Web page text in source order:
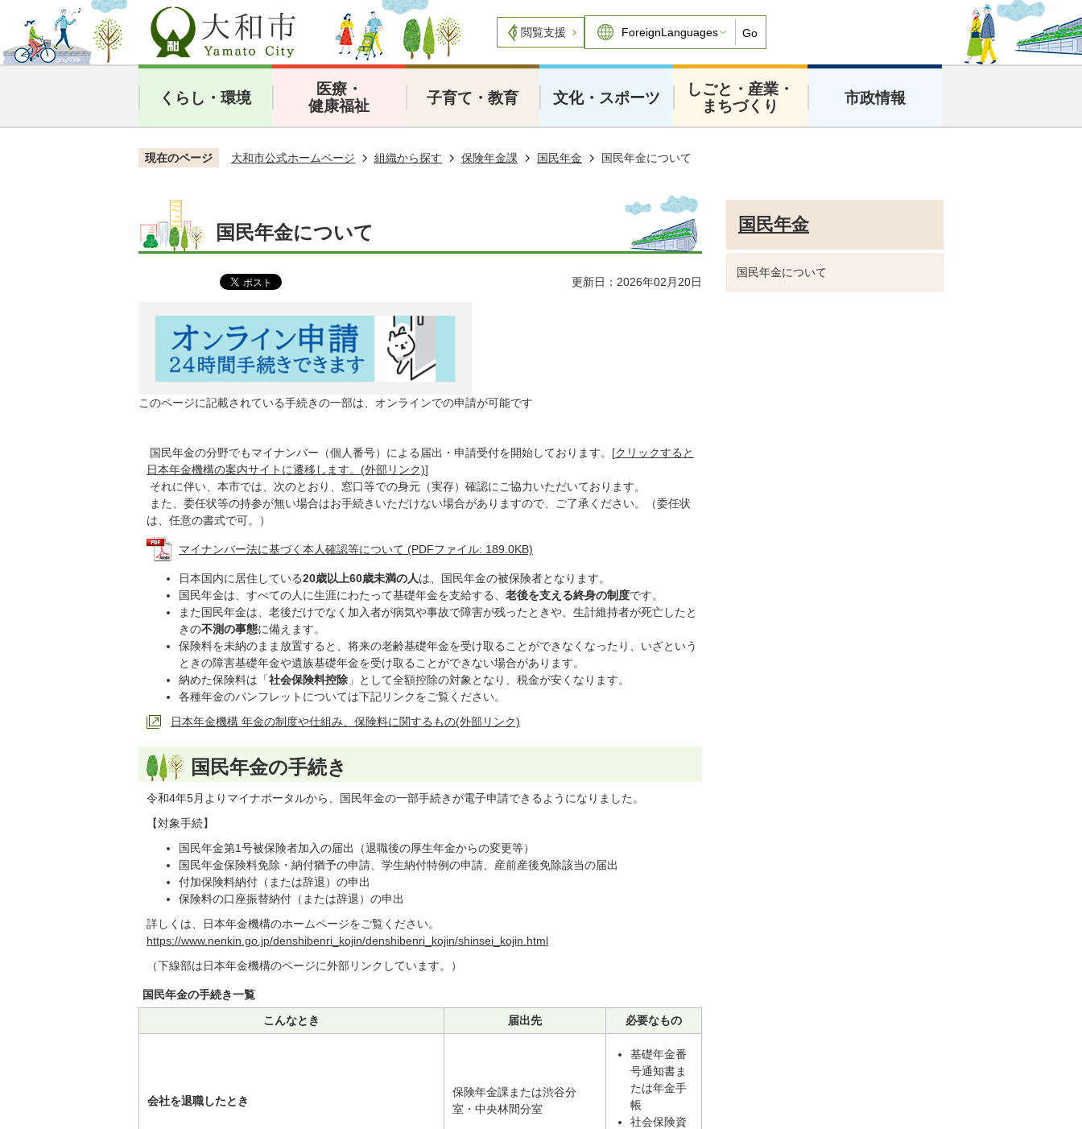
閲覧支援 Go
くらし・環境
医療・
健康福祉
子育て・教育 文化・スポーツ
しごと・産業・
まちづくり
市政情報
現在のページ 大和市公式ホームページ 組織から探す 保険年金課 国民年金 国民年金について
国民年金について
更新日：2026年02月20日
このページに記載されている手続きの一部は、オンラインでの申請が可能です
国民年金の分野でもマイナンバー（個人番号）による届出・申請受付を開始しております。[クリックすると
日本年金機構の案内サイトに遷移します。(外部リンク)]
それに伴い、本市では、次のとおり、窓口等での身元（実存）確認にご協力いただいております。
また、委任状等の持参が無い場合はお手続きいただけない場合がありますので、ご了承ください。（委任状
は、任意の書式で可。）
マイナンバー法に基づく本人確認等について (PDFファイル: 189.0KB)
日本国内に居住している20歳以上60歳未満の人は、国民年金の被保険者となります。
国民年金は、すべての人に生涯にわたって基礎年金を支給する、老後を支える終身の制度です。
また国民年金は、老後だけでなく加入者が病気や事故で障害が残ったときや、生計維持者が死亡したと
きの不測の事態に備えます。
保険料を未納のまま放置すると、将来の老齢基礎年金を受け取ることができなくなったり、いざという
ときの障害基礎年金や遺族基礎年金を受け取ることができない場合があります。
納めた保険料は「社会保険料控除 」として全額控除の対象となり、税金が安くなります。
各種年金のパンフレットについては下記リンクをご覧ください。
日本年金機構 年金の制度や仕組み、保険料に関するもの(外部リンク)
国民年金の手続き
令和4年5月よりマイナポータルから、国民年金の一部手続きが電子申請できるようになりました。
【対象手続】
国民年金第1号被保険者加入の届出（退職後の厚生年金からの変更等）
国民年金保険料免除・納付猶予の申請、学生納付特例の申請、産前産後免除該当の届出
付加保険料納付（または辞退）の申出
保険料の口座振替納付（または辞退）の申出
詳しくは、日本年金機構のホームページをご覧ください。
https://www.nenkin.go.jp/denshibenri_kojin/denshibenri_kojin/shinsei_kojin.html
（下線部は日本年金機構のページに外部リンクしています。）
国民年金の手続き一覧
こんなとき
届出先 必要なもの
会社を退職したとき
保険年金課または渋谷分
室・中央林間分室
基礎年金番
号通知書ま
たは年金手
帳
社会保険資
国民年金
国民年金について